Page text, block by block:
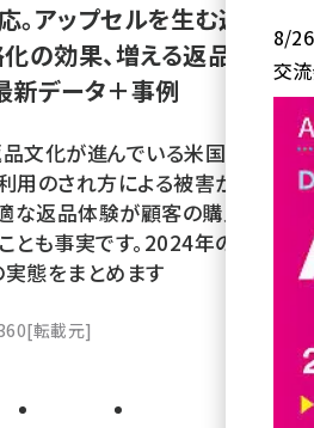
アップセルを生む返品
の効果、増える返品商品
新データ＋事例
文化が進んでいる米国です
用のされ方による被害が拡大
適な返品体験が顧客の購入を後
とも事実です。2024年の米国
態をまとめます
[転載元]
8/26
交